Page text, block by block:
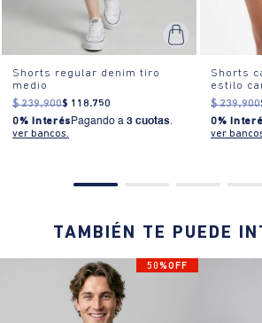
Shorts regular denim tiro
medio
$ 239.900$ 118.750
0% Interés Pagando a 3 cuotas.
ver bancos.
Shorts
estilo
$ 239.900
0%
ver
TAMBIÉN TE PUEDE
50%OFF